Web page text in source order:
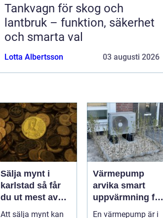
Tankvagn för skog och
lantbruk – funktion, säkerhet
och smarta val
Lotta Albertsson 03 augusti 2026
Sälja mynt i
karlstad så får
du ut mest av
dina samlingar
Att sälja mynt kan
Värmepump
arvika smart
uppvärmning för
värmländskt
En värmepump är i